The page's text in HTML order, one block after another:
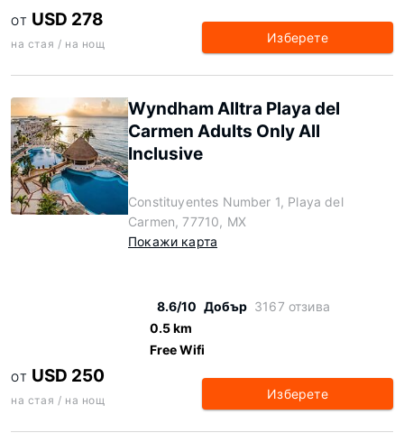
ОТ USD 278
на стая / на нощ Изберете
Wyndham Alltra Playa del
Carmen Adults Only All
Inclusive
Constituyentes Number 1, Playa del
Carmen, 77710, MX
Покажи карта
8.6/10 Добър 3167 отзива
0.5 km
Free Wifi
ОТ USD 250
на стая / на нощ Изберете